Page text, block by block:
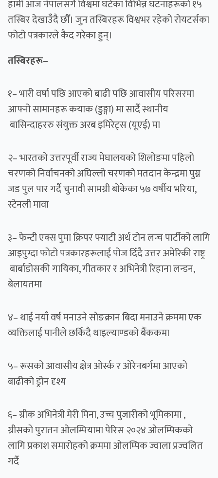
हामी आज नेपालसँगै विश्वमा घटेका विभिन्न घटनाहरूको १५
तस्बिर देखाउँदै छाैँ। जुन तस्बिरहरू विश्वभर रहेको राेयटर्सका
फोटो पत्रकारले कैद गरेका हुन्।
तस्बिरहरू–
१– भारी वर्षा पछि आएको बाढी पछि आवासीय परिसरमा
आफ्नो सामानहरू कयाक (डुङ्गा) मा सार्दै स्थानीय
बासिन्दाहररु संयुक्त अरब इमिरेट्स (यूएई) मा
२– भारतको उत्तरपूर्वी राज्य मेघालयको शिलोङमा पहिलो
चरणको निर्वाचनको अघिल्लो चरणको मतदान केन्द्रमा पुग्न
जड पुल पार गर्दै चुनावी सामग्री बोकेका ५७ वर्षीय भरिया,
स्टेनली मावा
३– फेन्टी एक्स पुमा क्रिपर फ्याटी अर्थ टोन लन्च पार्टीको लागि
आइपुग्दा फोटो पत्रकारहरूलाई पोज दिँदै उत्तर अमेरिकी राष्ट्र
बार्बाडोसकी गायिका, गीतकार र अभिनेत्री रिहाना लन्डन,
बेलायतमा
४– थाई नयाँ वर्ष मनाउने सोङक्रान बिदा मनाउने क्रममा एक
व्यक्तिलाई पानीले छर्किदै थाइल्याण्डको बैंककमा
५– रूसको आवासीय क्षेत्र ओर्स्क र ओरेनबर्गमा आएको
बाढीको ड्रोन दृश्य
६– ग्रीक अभिनेत्री मेरी मिना, उच्च पुजारीको भूमिकामा ,
ग्रीसको पुरातन ओलम्पियामा पेरिस २०२४ ओलम्पिकको
लागि प्रकाश समारोहको क्रममा ओलम्पिक ज्वाला प्रज्वलित
गर्दै